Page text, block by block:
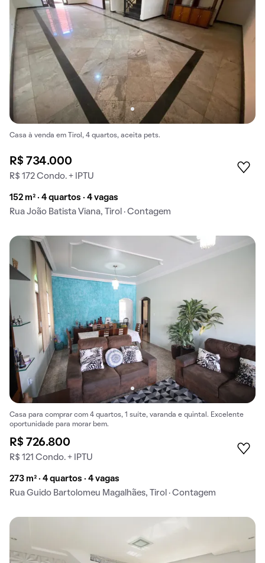
Casa à venda em Tirol, 4 quartos, aceita pets.
R$ 734.000
R$ 172 Condo. + IPTU
152 m² · 4 quartos · 4 vagas
Rua João Batista Viana, Tirol · Contagem
Casa para comprar com 4 quartos, 1 suíte, varanda e quintal. Excelente
oportunidade para morar bem.
R$ 726.800
R$ 121 Condo. + IPTU
273 m² · 4 quartos · 4 vagas
Rua Guido Bartolomeu Magalhães, Tirol · Contagem